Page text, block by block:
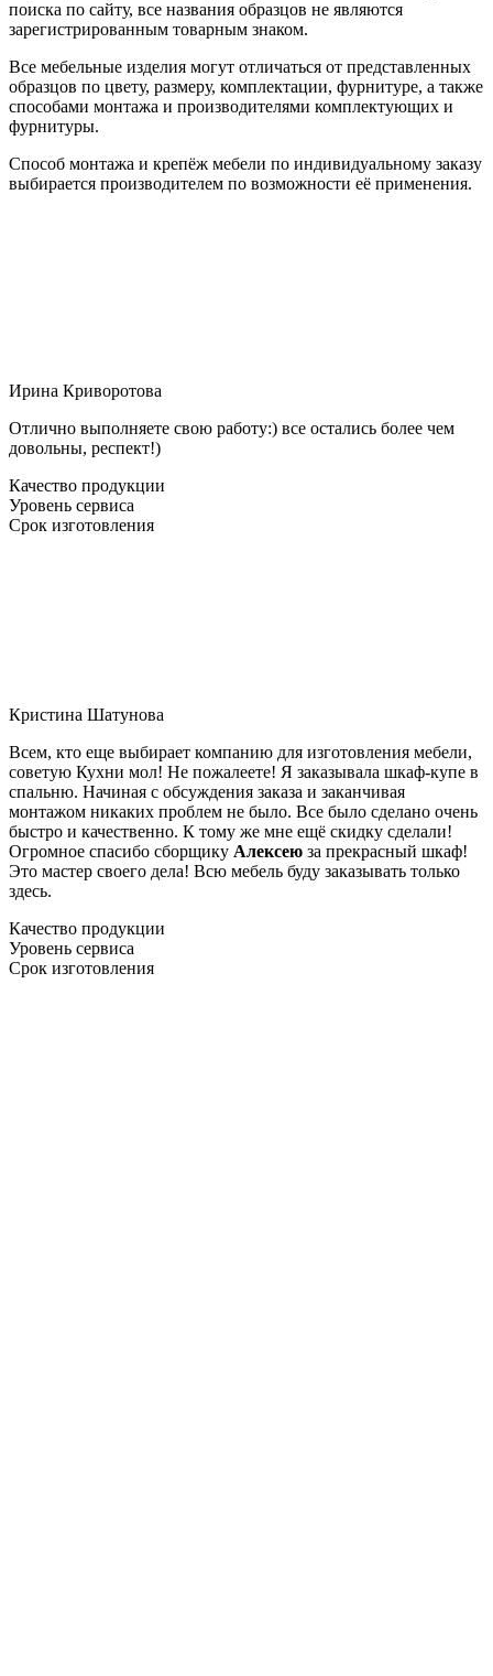
поиска по сайту, все названия образцов не являются
зарегистрированным товарным знаком.
Все мебельные изделия могут отличаться от представленных
образцов по цвету, размеру, комплектации, фурнитуре, а также
способами монтажа и производителями комплектующих и
фурнитуры.
Способ монтажа и крепёж мебели по индивидуальному заказу
выбирается производителем по возможности её применения.
Ирина Криворотова
Отлично выполняете свою работу:) все остались более чем
довольны, респект!)
Качество продукции
Уровень сервиса
Срок изготовления
Кристина Шатунова
Всем, кто еще выбирает компанию для изготовления мебели,
советую Кухни мол! Не пожалеете! Я заказывала шкаф-купе в
спальню. Начиная с обсуждения заказа и заканчивая
монтажом никаких проблем не было. Все было сделано очень
быстро и качественно. К тому же мне ещё скидку сделали!
Огромное спасибо сборщику Алексею за прекрасный шкаф!
Это мастер своего дела! Всю мебель буду заказывать только
здесь.
Качество продукции
Уровень сервиса
Срок изготовления